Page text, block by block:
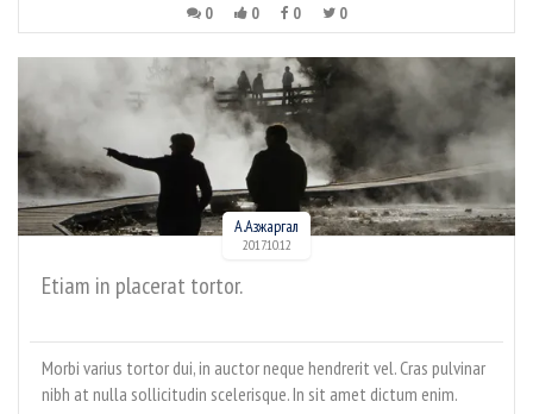
0 0 0 0
А.Азжаргал
2017.10.12
Etiam in placerat tortor.
Morbi varius tortor dui, in auctor neque hendrerit vel. Cras pulvinar
nibh at nulla sollicitudin scelerisque. In sit amet dictum enim.